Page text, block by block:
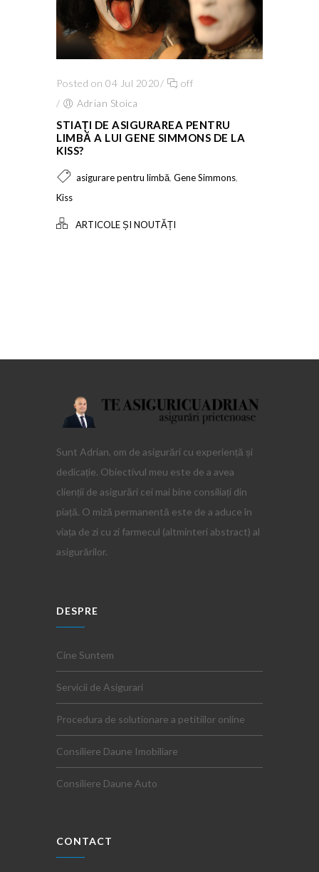
Posted on 04 Jul 2020/
off
/
Adrian Stoica
STIAȚI DE ASIGURAREA PENTRU
LIMBĂ A LUI GENE SIMMONS DE LA
KISS?
asigurare pentru limbă, Gene Simmons,
Kiss
ARTICOLE ȘI NOUTĂȚI
Sunt Adrian, om de asigurări cu experiență și
dedicație. Obiectivul meu este de a avea
clienții de asigurări cei mai bine consiliați din
piață. O miză permanentă este de a aduce în
viața de zi cu zi farmecul (altminteri abstract) al
asigurărilor.
DESPRE
Cine Suntem
Servicii de Asigurari
Procedura de solutionare a petitiilor online
Consiliere Daune Imobiliare
Consiliere Daune Auto
CONTACT